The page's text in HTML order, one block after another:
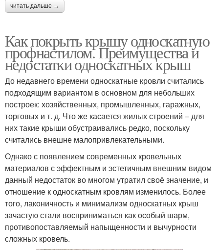
читать дальше →
Как покрыть крышу односкатную
профнастилом. Преимущества и
недостатки односкатных крыш
До недавнего времени односкатные кровли считались
подходящим вариантом в основном для небольших
построек: хозяйственных, промышленных, гаражных,
торговых и т. д. Что же касается жилых строений – для
них такие крыши обустраивались редко, поскольку
считались внешне малопривлекательными.
Однако с появлением современных кровельных
материалов с эффектным и эстетичным внешним видом
данный недостаток во многом утратил своё значение, и
отношение к односкатным кровлям изменилось. Более
того, лаконичность и минимализм односкатных крыш
зачастую стали восприниматься как особый шарм,
противопоставляемый напыщенности и вычурности
сложных кровель.